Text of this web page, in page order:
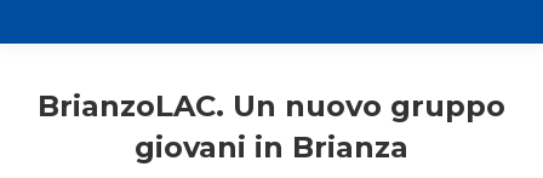
BrianzoLAC. Un nuovo gruppo
giovani in Brianza